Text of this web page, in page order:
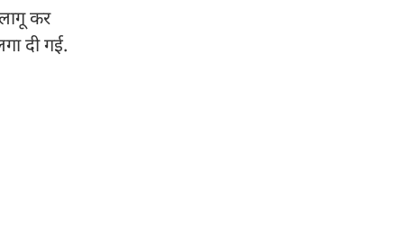
कर
दी गई.